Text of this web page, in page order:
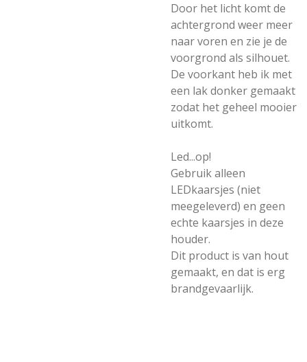
Door het licht komt de
achtergrond weer meer
naar voren en zie je de
voorgrond als silhouet.
De voorkant heb ik met
een lak donker gemaakt
zodat het geheel mooier
uitkomt.
Led...op!
Gebruik alleen
LEDkaarsjes (niet
meegeleverd) en geen
echte kaarsjes in deze
houder.
Dit product is van hout
gemaakt, en dat is erg
brandgevaarlijk.